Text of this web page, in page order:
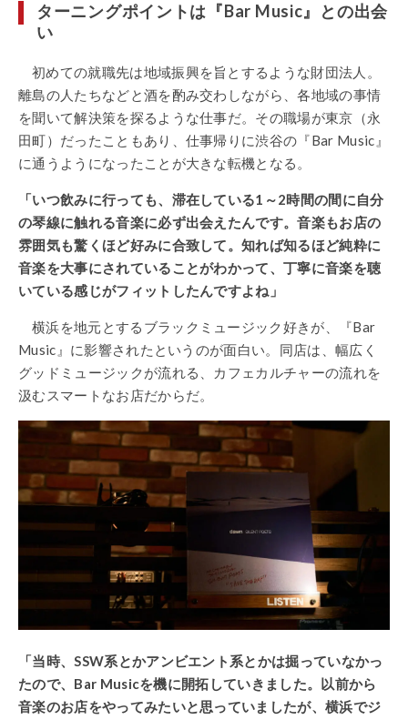
ターニングポイントは『Bar Music』との出会
い
初めての就職先は地域振興を旨とするような財団法人。
離島の人たちなどと酒を酌み交わしながら、各地域の事情
を聞いて解決策を探るような仕事だ。その職場が東京（永
田町）だったこともあり、仕事帰りに渋谷の『Bar Music』
に通うようになったことが大きな転機となる。
「いつ飲みに行っても、滞在している1～2時間の間に自分
の琴線に触れる音楽に必ず出会えたんです。音楽もお店の
雰囲気も驚くほど好みに合致して。知れば知るほど純粋に
音楽を大事にされていることがわかって、丁寧に音楽を聴
いている感じがフィットしたんですよね」
横浜を地元とするブラックミュージック好きが、『Bar
Music』に影響されたというのが面白い。同店は、幅広く
グッドミュージックが流れる、カフェカルチャーの流れを
汲むスマートなお店だからだ。
「当時、SSW系とかアンビエント系とかは掘っていなかっ
たので、Bar Musicを機に開拓していきました。以前から
音楽のお店をやってみたいと思っていましたが、横浜でジ